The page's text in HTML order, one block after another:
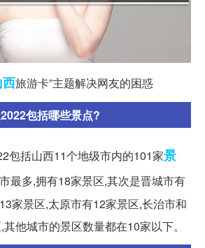
旅游卡”主题解决网友的困惑
包括哪些景点?
包括山西11个地级市内的101家景
最多,拥有18家景区,其次是晋城市有
家景区,太原市有12家景区,长治市和
他城市的景区数量都在10家以下。